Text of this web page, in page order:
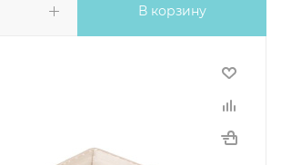
В корзину